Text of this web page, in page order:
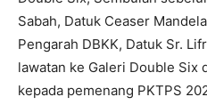
Sabah, Datuk Ceaser
Pengarah DBKK, Datuk Sr.
lawatan ke Galeri Double Six
kepada pemenang PKTPS